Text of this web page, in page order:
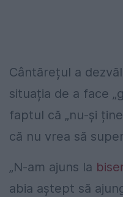
Cântărețul a
situația de a face
faptul că „nu-și
că nu vrea să
„N-am ajuns la
abia aștept să